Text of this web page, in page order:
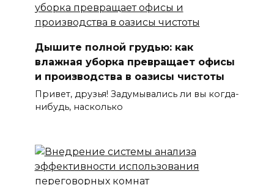
Дышите полной грудью: как
влажная уборка превращает офисы
и производства в оазисы чистоты
Привет, друзья! Задумывались ли вы когда-
нибудь, насколько